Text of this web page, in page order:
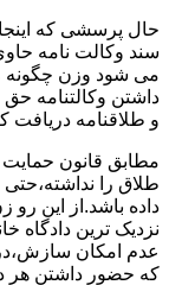
حال پرسشی که
سند وکالت نامه
می شود وزن چگونه
داشتن وکالتنامه حق
و طلاقنامه دریافت
مطابق قانون حمایت
طلاق را نداشته،حتی
داده باشد.از این
نزدیک ترین دادگاه
عدم امکان
که حضور داشتن هر